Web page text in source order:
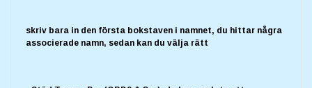
skriv bara in den första bokstaven i namnet, du hittar några
associerade namn, sedan kan du välja rätt